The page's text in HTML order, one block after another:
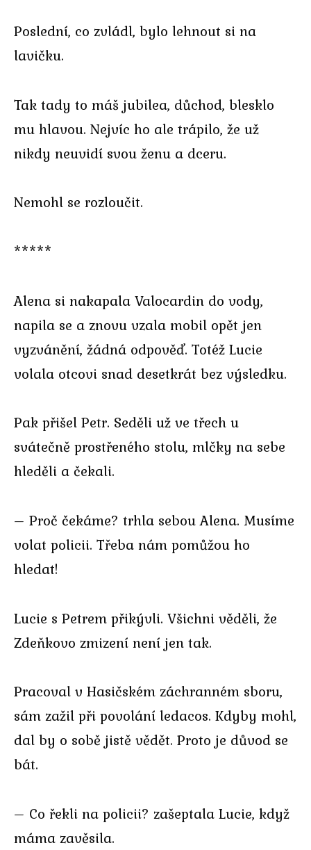
Poslední, co zvládl, bylo lehnout si na
lavičku.
Tak tady to máš jubilea, důchod, blesklo
mu hlavou. Nejvíc ho ale trápilo, že už
nikdy neuvidí svou ženu a dceru.
Nemohl se rozloučit.
*****
Alena si nakapala Valocardin do vody,
napila se a znovu vzala mobil opět jen
vyzvánění, žádná odpověď. Totéž Lucie
volala otcovi snad desetkrát bez výsledku.
Pak přišel Petr. Seděli už ve třech u
svátečně prostřeného stolu, mlčky na sebe
hleděli a čekali.
– Proč čekáme? trhla sebou Alena. Musíme
volat policii. Třeba nám pomůžou ho
hledat!
Lucie s Petrem přikývli. Všichni věděli, že
Zdeňkovo zmizení není jen tak.
Pracoval v Hasičském záchranném sboru,
sám zažil při povolání ledacos. Kdyby mohl,
dal by o sobě jistě vědět. Proto je důvod se
bát.
– Co řekli na policii? zašeptala Lucie, když
máma zavěsila.